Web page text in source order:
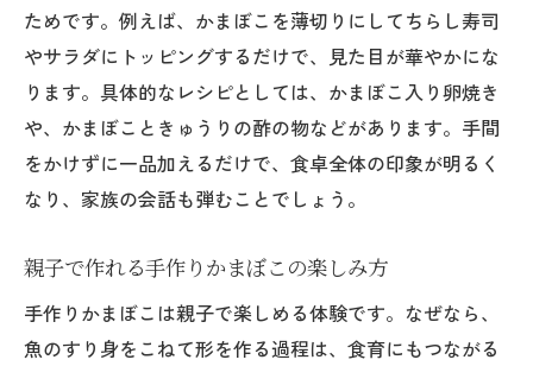
かまぼこと旬の食材を合わせるコツ
安全で安心なかまぼこの選び方ガイド
かまぼこ選びで気をつけたい添加物の見分
け方
家族に安心なかまぼこを選ぶポイント
健康を守るためのかまぼこ保存方法
安全性にこだわったかまぼこの特徴とは
ためです。例えば、かまぼこを薄切りにしてちらし寿司
やサラダにトッピングするだけで、見た目が華やかにな
ります。具体的なレシピとしては、かまぼこ入り卵焼き
や、かまぼこときゅうりの酢の物などがあります。手間
をかけずに一品加えるだけで、食卓全体の印象が明るく
なり、家族の会話も弾むことでしょう。
親子で作れる手作りかまぼこの楽しみ方
手作りかまぼこは親子で楽しめる体験です。なぜなら、
魚のすり身をこねて形を作る過程は、食育にもつながる